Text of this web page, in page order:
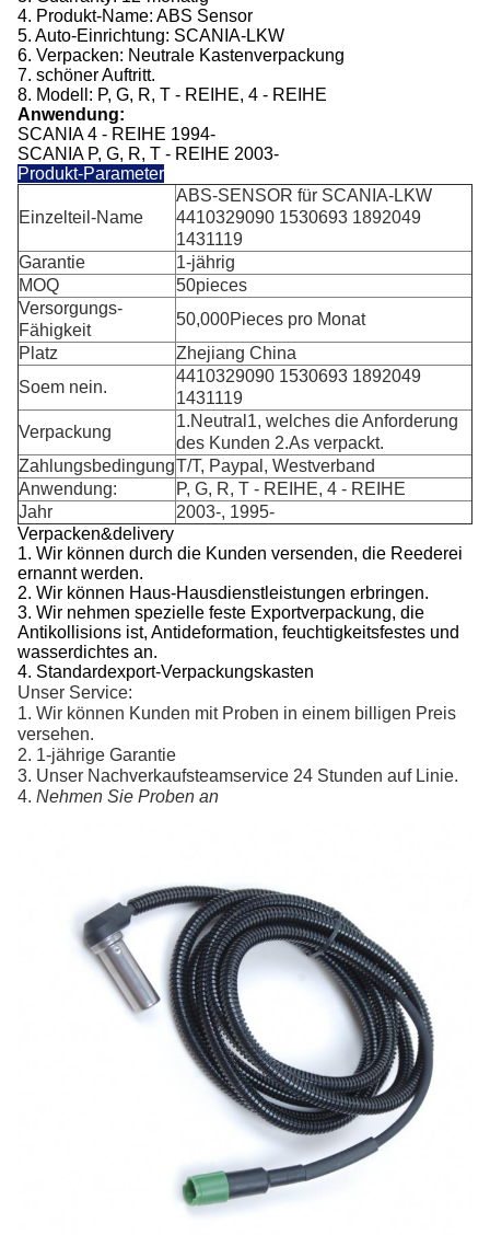
4. Produkt-Name: ABS Sensor
5. Auto-Einrichtung: SCANIA-LKW
6. Verpacken: Neutrale Kastenverpackung
7. schöner Auftritt.
8. Modell: P, G, R, T - REIHE, 4 - REIHE
Anwendung:
SCANIA 4 - REIHE 1994-
SCANIA P, G, R, T - REIHE 2003-
Produkt-Parameter
Einzelteil-Name
ABS-SENSOR für SCANIA-LKW
4410329090 1530693 1892049
1431119
Garantie
1-jährig
MOQ
50pieces
Versorgungs-
Fähigkeit
50,000Pieces pro Monat
Platz
Zhejiang China
Soem nein.
4410329090 1530693 1892049
1431119
Verpackung
1.Neutral1, welches die Anforderung
des Kunden 2.As verpackt.
ZahlungsbedingungT/T, Paypal, Westverband
Anwendung:
P, G, R, T - REIHE, 4 - REIHE
Jahr
2003-, 1995-
Verpacken&delivery
1. Wir können durch die Kunden versenden, die Reederei
ernannt werden.
2. Wir können Haus-Hausdienstleistungen erbringen.
3. Wir nehmen spezielle feste Exportverpackung, die
Antikollisions ist, Antideformation, feuchtigkeitsfestes und
wasserdichtes an.
4. Standardexport-Verpackungskasten
Unser Service:
1. Wir können Kunden mit Proben in einem billigen Preis
versehen.
2. 1-jährige Garantie
3. Unser Nachverkaufsteamservice 24 Stunden auf Linie.
4. Nehmen Sie Proben an